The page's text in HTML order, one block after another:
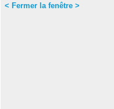
< Fermer la fenêtre >